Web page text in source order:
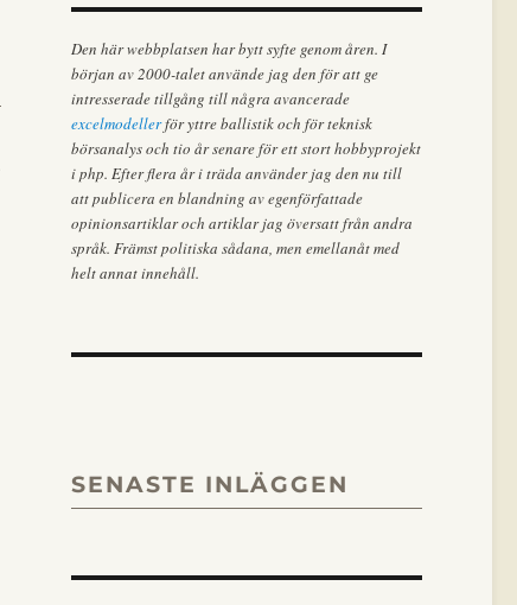
Den här webbplatsen har bytt syfte genom åren. I
början av 2000-talet använde jag den för att ge
intresserade tillgång till några avancerade
excelmodellerför yttre ballistik och för teknisk
börsanalys och tio år senare för ett stort hobbyprojekt
i php. Efter flera år i träda använder jag den nu till
att publicera en blandning av egenförfattade
opinionsartiklar och artiklar jag översatt från andra
språk. Främst politiska sådana, men emellanåt med
helt annat innehåll.
SENASTE INLÄGGEN